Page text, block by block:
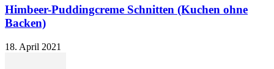
Himbeer-Puddingcreme Schnitten (Kuchen ohne
Backen)
18. April 2021